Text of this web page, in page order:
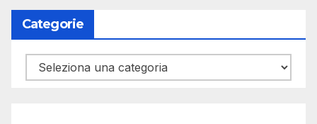
Categorie
Categorie